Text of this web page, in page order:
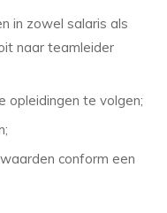
in zowel salaris als
naar teamleider
opleidingen te volgen;
conform een